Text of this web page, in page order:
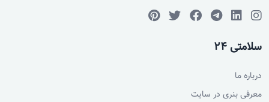
سلامتی 24
درباره ما
معرفی بنری در سایت